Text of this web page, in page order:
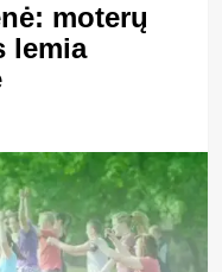
moterų
lemia